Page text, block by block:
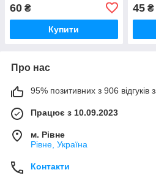
60 ₴
Купити
45₴
Про нас
95% позитивних з 906 відгуків
Працює з 10.09.2023
м. Рівне
Рівне, Україна
Контакти